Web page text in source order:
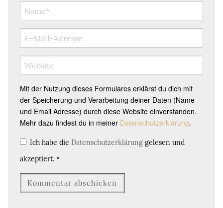
Mit der Nutzung dieses Formulares erklärst du dich mit
der Speicherung und Verarbeitung deiner Daten (Name
und Email Adresse) durch diese Website einverstanden.
Mehr dazu findest du in meiner Datenschutzerklärung.
Ich habe die Datenschutzerklärung gelesen und
akzeptiert. *